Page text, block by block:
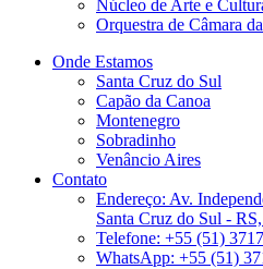
Núcleo de Arte e
Orquestra de Câmara
Onde Estamos
Santa Cruz do Sul
Capão da Canoa
Montenegro
Sobradinho
Venâncio Aires
Contato
Endereço: Av.
Santa Cruz do Sul -
Telefone: +55 (51)
WhatsApp: +55 (51)